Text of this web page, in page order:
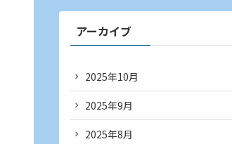
アーカイブ
2025年10月
2025年9月
2025年8月